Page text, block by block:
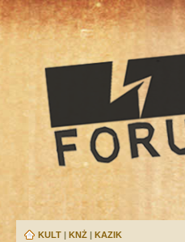
KULT | KNŻ | KAZIK